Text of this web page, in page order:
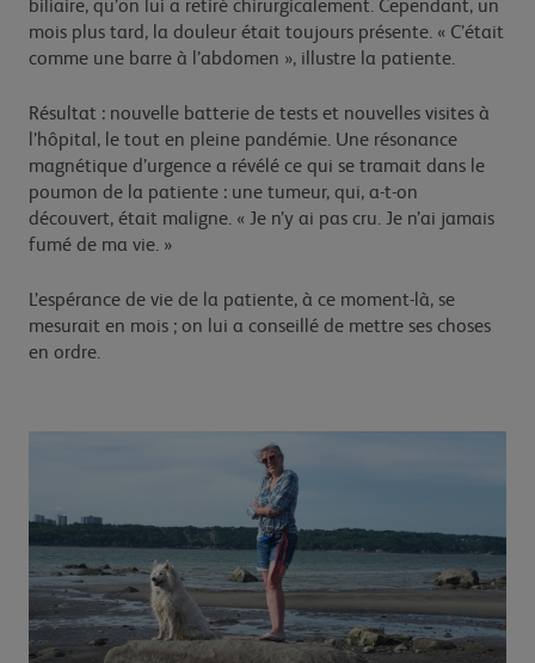
biliaire, qu’on lui a retiré chirurgicalement. Cependant, un
mois plus tard, la douleur était toujours présente. « C’était
comme une barre à l’abdomen », illustre la patiente.
Résultat : nouvelle batterie de tests et nouvelles visites à
l’hôpital, le tout en pleine pandémie. Une résonance
magnétique d’urgence a révélé ce qui se tramait dans le
poumon de la patiente : une tumeur, qui, a-t-on
découvert, était maligne. « Je n’y ai pas cru. Je n’ai jamais
fumé de ma vie. »
L’espérance de vie de la patiente, à ce moment-là, se
mesurait en mois ; on lui a conseillé de mettre ses choses
en ordre.